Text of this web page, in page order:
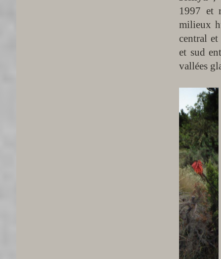
1997 et
milieux
central et
et sud
vallées